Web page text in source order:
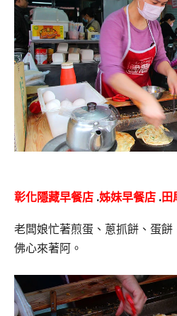
彰化隱藏早餐店 .姊妹早餐店 .田
老闆娘忙著煎蛋、蔥抓餅、蛋
佛心來著阿。